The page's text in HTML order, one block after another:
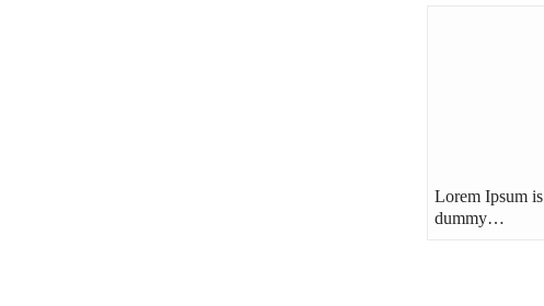
Lorem Ipsum
dummy…